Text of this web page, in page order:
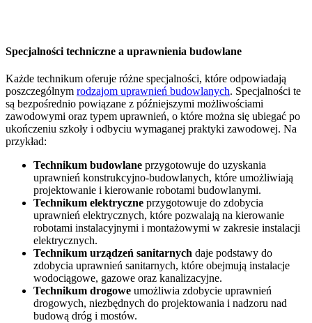
Specjalności techniczne a uprawnienia budowlane
Każde technikum oferuje różne specjalności, które odpowiadają
poszczególnym rodzajom uprawnień budowlanych. Specjalności te
są bezpośrednio powiązane z późniejszymi możliwościami
zawodowymi oraz typem uprawnień, o które można się ubiegać po
ukończeniu szkoły i odbyciu wymaganej praktyki zawodowej. Na
przykład:
Technikum budowlane przygotowuje do uzyskania
uprawnień konstrukcyjno-budowlanych, które umożliwiają
projektowanie i kierowanie robotami budowlanymi.
Technikum elektryczne przygotowuje do zdobycia
uprawnień elektrycznych, które pozwalają na kierowanie
robotami instalacyjnymi i montażowymi w zakresie instalacji
elektrycznych.
Technikum urządzeń sanitarnych daje podstawy do
zdobycia uprawnień sanitarnych, które obejmują instalacje
wodociągowe, gazowe oraz kanalizacyjne.
Technikum drogowe umożliwia zdobycie uprawnień
drogowych, niezbędnych do projektowania i nadzoru nad
budową dróg i mostów.